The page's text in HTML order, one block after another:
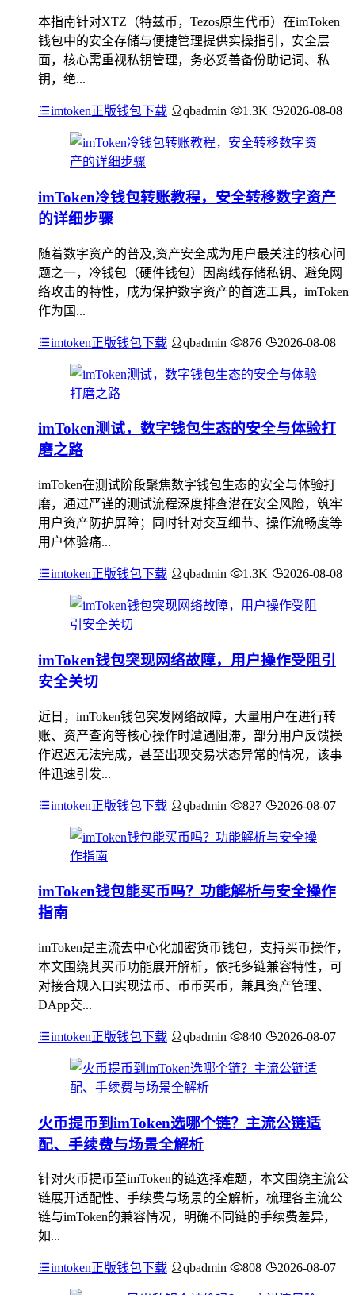
本指南针对XTZ（特兹币，Tezos原生代币）在imToken
钱包中的安全存储与便捷管理提供实操指引，安全层
面，核心需重视私钥管理，务必妥善备份助记词、私
钥，绝...
imtoken正版钱包下载 qbadmin 1.3K 2026-08-08
imToken冷钱包转账教程，安全转移数字资产
的详细步骤
随着数字资产的普及,资产安全成为用户最关注的核心问
题之一，冷钱包（硬件钱包）因离线存储私钥、避免网
络攻击的特性，成为保护数字资产的首选工具，imToken
作为国...
imtoken正版钱包下载 qbadmin 876 2026-08-08
imToken测试，数字钱包生态的安全与体验打
磨之路
imToken在测试阶段聚焦数字钱包生态的安全与体验打
磨，通过严谨的测试流程深度排查潜在安全风险，筑牢
用户资产防护屏障；同时针对交互细节、操作流畅度等
用户体验痛...
imtoken正版钱包下载 qbadmin 1.3K 2026-08-08
imToken钱包突现网络故障，用户操作受阻引
安全关切
近日，imToken钱包突发网络故障，大量用户在进行转
账、资产查询等核心操作时遭遇阻滞，部分用户反馈操
作迟迟无法完成，甚至出现交易状态异常的情况，该事
件迅速引发...
imtoken正版钱包下载 qbadmin 827 2026-08-07
imToken钱包能买币吗？功能解析与安全操作
指南
imToken是主流去中心化加密货币钱包，支持买币操作，
本文围绕其买币功能展开解析，依托多链兼容特性，可
对接合规入口实现法币、币币买币，兼具资产管理、
DApp交...
imtoken正版钱包下载 qbadmin 840 2026-08-07
火币提币到imToken选哪个链？主流公链适
配、手续费与场景全解析
针对火币提币至imToken的链选择难题，本文围绕主流公
链展开适配性、手续费与场景的全解析，梳理各主流公
链与imToken的兼容情况，明确不同链的手续费差异，
如...
imtoken正版钱包下载 qbadmin 808 2026-08-07